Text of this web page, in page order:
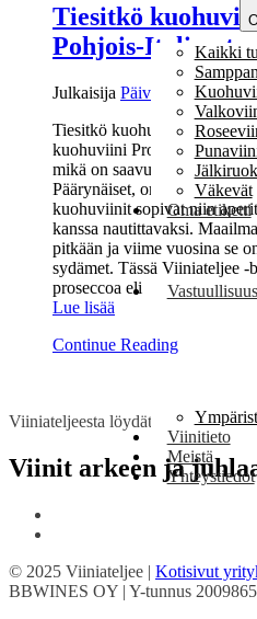
Kaikki
Väkevät
Oma etiketti
Vastuullisuus
Viinitieto
Meistä
Yhteystiedot
Tiesitkö
Pohjois-Italian
Julkaisija Päivi Eklund
Tiesitkö kuohuviinistä?
kuohuviini Prosecco on
mikä on saavuttanut
Päärynäiset, omenaiset,
kuohuviinit sopivat niin
kanssa nautittavaksi.
pitkään ja viime vuosina se
sydämet. Tässä Viiniateljee
proseccoa eli
Lue lisää
Continue Reading
Viiniateljeesta löydät
Viinit arkeen ja
© 2025 Viiniateljee | Kotisivut
BBWINES OY | Y-tunnus